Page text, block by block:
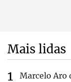
Mais lidas
Marcelo Aro